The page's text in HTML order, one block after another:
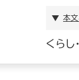
本
くらし